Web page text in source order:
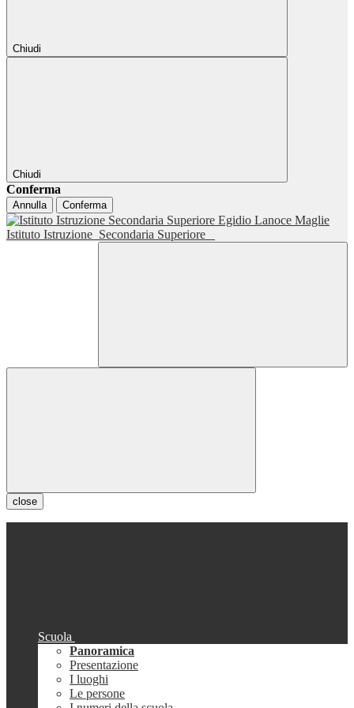
Chiudi
Chiudi
Conferma
Annulla Conferma
Istituto Istruzione Secondaria Superiore
close
Scuola
Panoramica
Presentazione
I luoghi
Le persone